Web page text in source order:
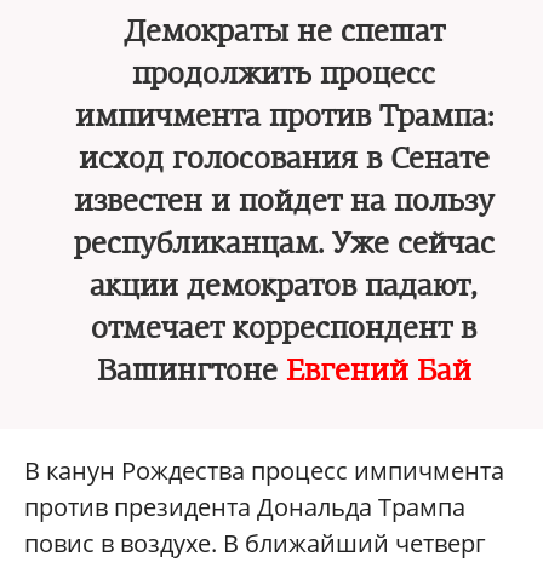
Демократы не спешат
продолжить процесс
импичмента против Трампа:
исход голосования в Сенате
известен и пойдет на пользу
республиканцам. Уже сейчас
акции демократов падают,
отмечает корреспондент в
Вашингтоне Евгений Бай
В канун Рождества процесс импичмента
против президента Дональда Трампа
повис в воздухе. В ближайший четверг